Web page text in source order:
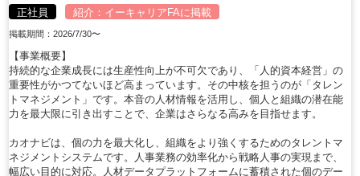
正社員 紹介： イーキャリアFAに掲載
掲載期間：2026/7/30〜
【事業概要】
持続的な企業成長には生産性向上が不可欠であり、「人的資本経営」の
重要性がかつてないほど高まっています。その中核を担うのが「タレン
トマネジメント」です。本音の人材情報を活用し、個人と組織の潜在能
力を最大限に引き出すことで、企業はさらなる高みを目指せます。
カオナビは、個の力を最大化し、組織をより強くするためのタレントマ
ネジメントシステムです。人事業務の効率化から戦略人事の実現まで、
幅広い目的に対応。人材データプラットフォームに蓄積された個のデー